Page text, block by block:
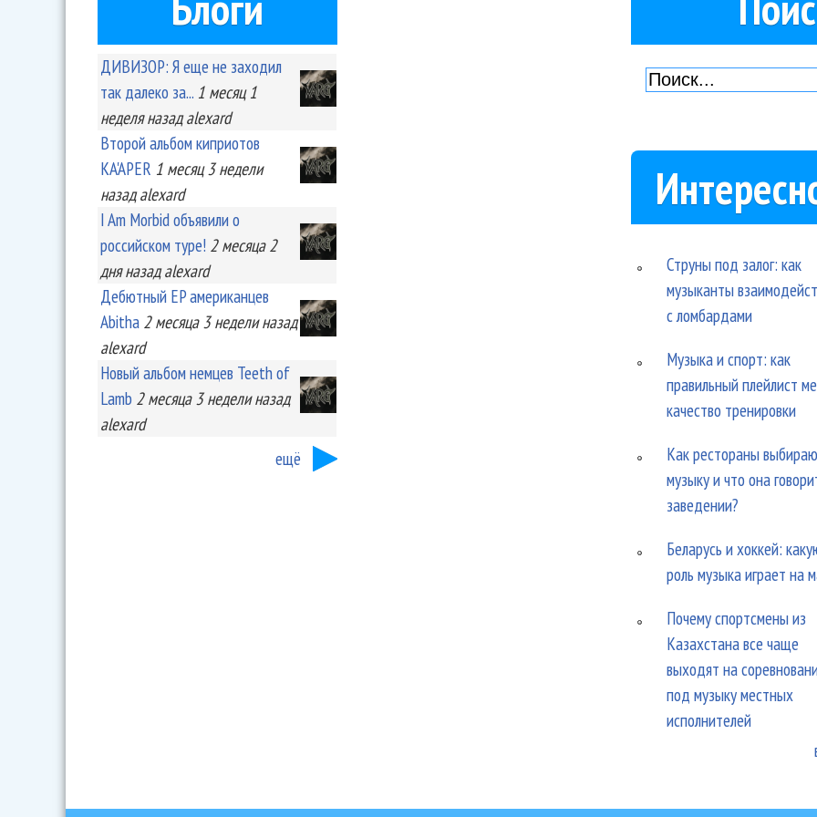
ДИВИЗОР: Я еще не заходил
так далеко за... 1 месяц 1
неделяназад alexard
Второй альбом киприотов
KA'APER 1 месяц 3 недели
назад alexard
I Am Morbid объявили о
российском туре! 2 месяца 2
дняназад alexard
Дебютный EP американцев
Abitha 2 месяца 3 неделиназад
alexard
Новый альбом немцев Teeth of
Lamb 2 месяца 3 неделиназад
alexard
ещё
Струны под залог: как
музыканты
с ломбардами
Музыка и спорт: как
правильный плейлист
качество тренировки
Как рестораны
музыку и что она
заведении?
Беларусь и хоккей:
роль музыка играет на
Почему спортсмены из
Казахстана все чаще
выходят на
под музыку местных
исполнителей